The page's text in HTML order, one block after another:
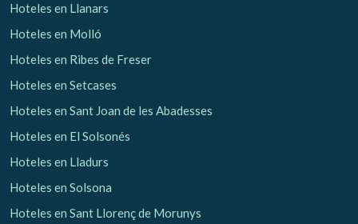
Hoteles en Llanars
Hoteles en Molló
Hoteles en Ribes de Freser
Hoteles en Setcases
Hoteles en Sant Joan de les Abadesses
Hoteles en El Solsonés
Hoteles en Lladurs
Hoteles en Solsona
Hoteles en Sant Llorenç de Morunys